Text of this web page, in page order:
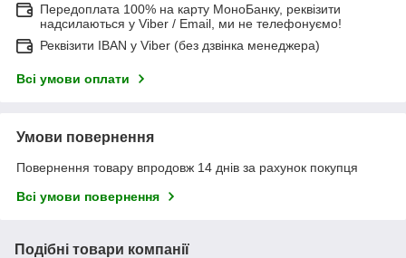
Передоплата 100% на карту МоноБанку, реквізити
надсилаються у Viber / Email, ми не телефонуємо!
Реквізити IBAN у Viber (без дзвінка менеджера)
Всі умови оплати
Умови повернення
Повернення товару впродовж 14 днів за рахунок покупця
Всі умови повернення
Подібні товари компанії